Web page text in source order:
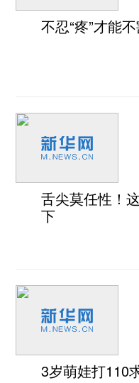
不忍“疼”才能
舌尖莫任性！
下
3岁萌娃打110